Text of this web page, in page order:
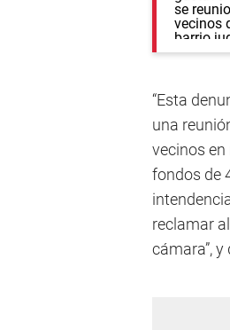
“Esta
una
vecinos
fondos de
reclamar
cámara”,